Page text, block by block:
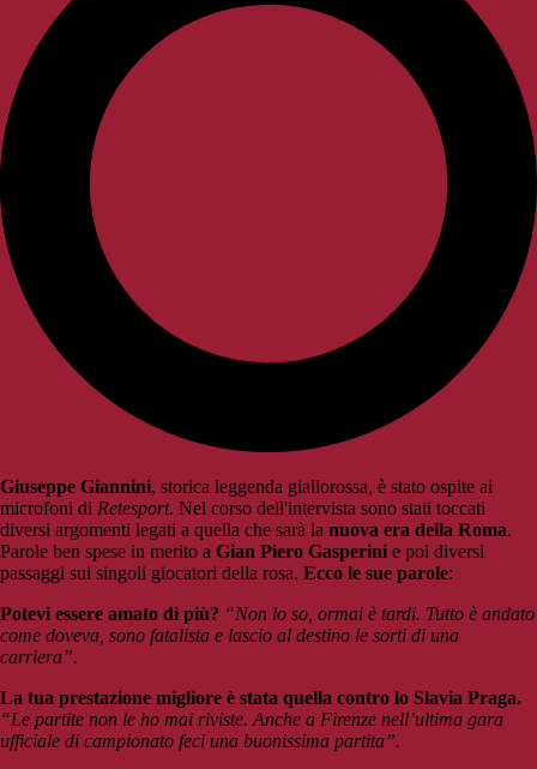
Giuseppe Giannini, storica leggenda giallorossa, è stato ospite ai
microfoni di Retesport. Nel corso dell'intervista sono stati toccati
diversi argomenti legati a quella che sarà la nuova era della Roma.
Parole ben spese in merito a Gian Piero Gasperini e poi diversi
passaggi sui singoli giocatori della rosa. Ecco le sue parole:
Potevi essere amato di più? “Non lo so, ormai è tardi. Tutto è andato
come doveva, sono fatalista e lascio al destino le sorti di una
carriera”.
La tua prestazione migliore è stata quella contro lo Slavia Praga.
“Le partite non le ho mai riviste. Anche a Firenze nell’ultima gara
ufficiale di campionato feci una buonissima partita”.